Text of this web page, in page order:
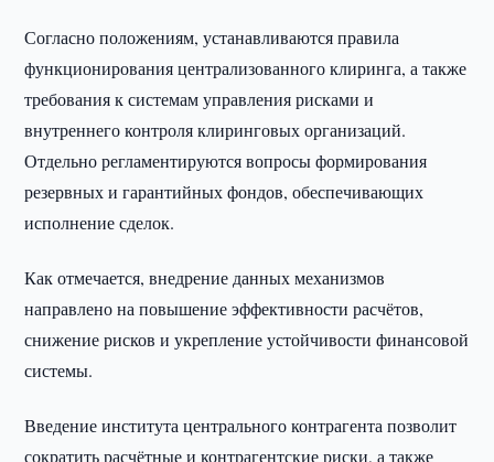
Согласно положениям, устанавливаются правила
функционирования централизованного клиринга, а также
требования к системам управления рисками и
внутреннего контроля клиринговых организаций.
Отдельно регламентируются вопросы формирования
резервных и гарантийных фондов, обеспечивающих
исполнение сделок.
Как отмечается, внедрение данных механизмов
направлено на повышение эффективности расчётов,
снижение рисков и укрепление устойчивости финансовой
системы.
Введение института центрального контрагента позволит
сократить расчётные и контрагентские риски, а также